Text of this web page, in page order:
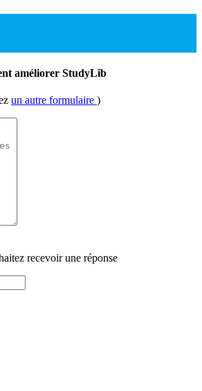
améliorer StudyLib
un autre formulaire )
recevoir une réponse